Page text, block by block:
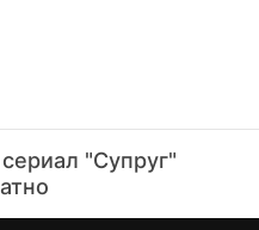
сериал "Супруг"